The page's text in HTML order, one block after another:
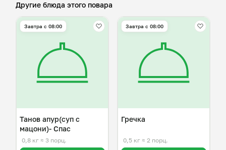
Другие блюда этого повара
Завтра c 08:00
Танов апур(суп с
мацони)- Спас
0,8 кг ≈ 3 порц.
Завтра c 08:00
Гречка
0,5 кг ≈ 2 порц.